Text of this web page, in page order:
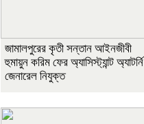
জামালপুরের কৃতী সন্তান আইনজীবী
হুমায়ুন করিম ফের অ্যাসিস্ট্যান্ট অ্যাটর্নি
জেনারেল নিযুক্ত